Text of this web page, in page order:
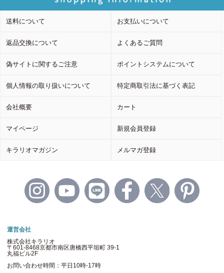
送料について お支払いについて
返品交換について よくあるご質問
偽サイトに関するご注意 ポイントシステムについて
個人情報の取り扱いについて 特定商取引法に基づく表記
会社概要 カート
マイページ 新規会員登録
キラリオマガジン メルマガ登録
運営会社
株式会社キラリオ
〒601-8468京都市南区唐橋西平垣町 39-1
丸福ビル2F
お問い合わせ時間：平日10時-17時